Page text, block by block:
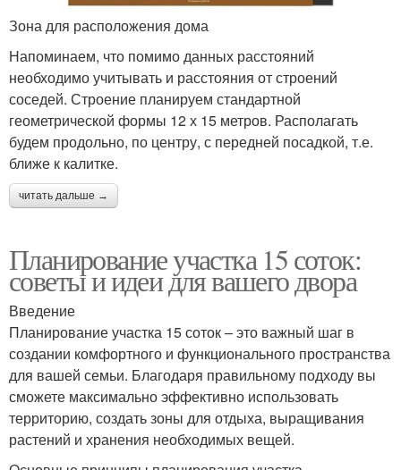
Зона для расположения дома
Напоминаем, что помимо данных расстояний
необходимо учитывать и расстояния от строений
соседей. Строение планируем стандартной
геометрической формы 12 х 15 метров. Располагать
будем продольно, по центру, с передней посадкой, т.е.
ближе к калитке.
читать дальше →
Планирование участка 15 соток:
советы и идеи для вашего двора
Введение
Планирование участка 15 соток – это важный шаг в
создании комфортного и функционального пространства
для вашей семьи. Благодаря правильному подходу вы
сможете максимально эффективно использовать
территорию, создать зоны для отдыха, выращивания
растений и хранения необходимых вещей.